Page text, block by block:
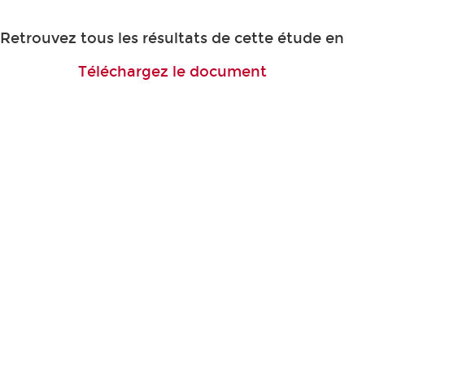
Retrouvez tous les résultats de cette étude en
Téléchargez le document